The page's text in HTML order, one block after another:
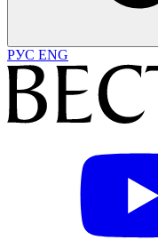
РУС ENG